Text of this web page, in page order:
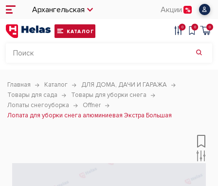
Архангельская Акции
КАТАЛОГ
0 0 0
Главная Каталог
ДЛЯ ДОМА, ДАЧИ И ГАРАЖА
Товары для сада
Товары для уборки снега
Лопаты снегоуборка
Offner
Лопата для уборки снега алюминиевая Экстра Большая